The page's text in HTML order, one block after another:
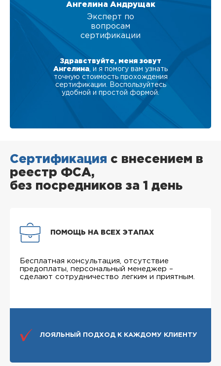
Ангелина Андрущак
Эксперт по
вопросам
сертификации
Здравствуйте, меня зовут
Ангелина , и я помогу вам узнать
точную стоимость прохождения
сертификации. Воспользуйтесь
удобной и простой формой.
Сертификация с внесением в
реестр ФСА,
без посредников за 1 день
ПОМОЩЬ НА ВСЕХ ЭТАПАХ
Бесплатная консультация, отсутствие
предоплаты, персональный менеджер –
сделают сотрудничество легким и приятным.
ЛОЯЛЬНЫЙ ПОДХОД К КАЖДОМУ КЛИЕНТУ